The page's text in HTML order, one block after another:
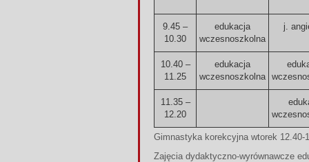
9.45 –
10.30
edukacja
wczesnoszkolna
j.
10.40 –
11.25
edukacja
wczesnoszkolna
11.35 –
12.20
Gimnastyka korekcyjna wtorek 12.40-
Zajęcia dydaktyczno-wyrównawcze